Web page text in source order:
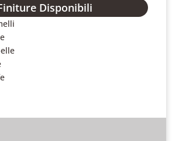
Disponibili